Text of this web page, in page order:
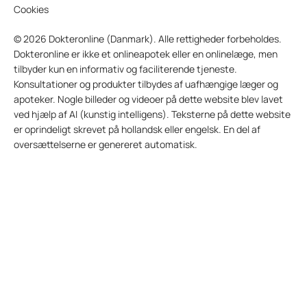
Cookies
© 2026 Dokteronline (Danmark). Alle rettigheder forbeholdes.
Dokteronline er ikke et onlineapotek eller en onlinelæge, men
tilbyder kun en informativ og faciliterende tjeneste.
Konsultationer og produkter tilbydes af uafhængige læger og
apoteker. Nogle billeder og videoer på dette website blev lavet
ved hjælp af AI (kunstig intelligens). Teksterne på dette website
er oprindeligt skrevet på hollandsk eller engelsk. En del af
oversættelserne er genereret automatisk.